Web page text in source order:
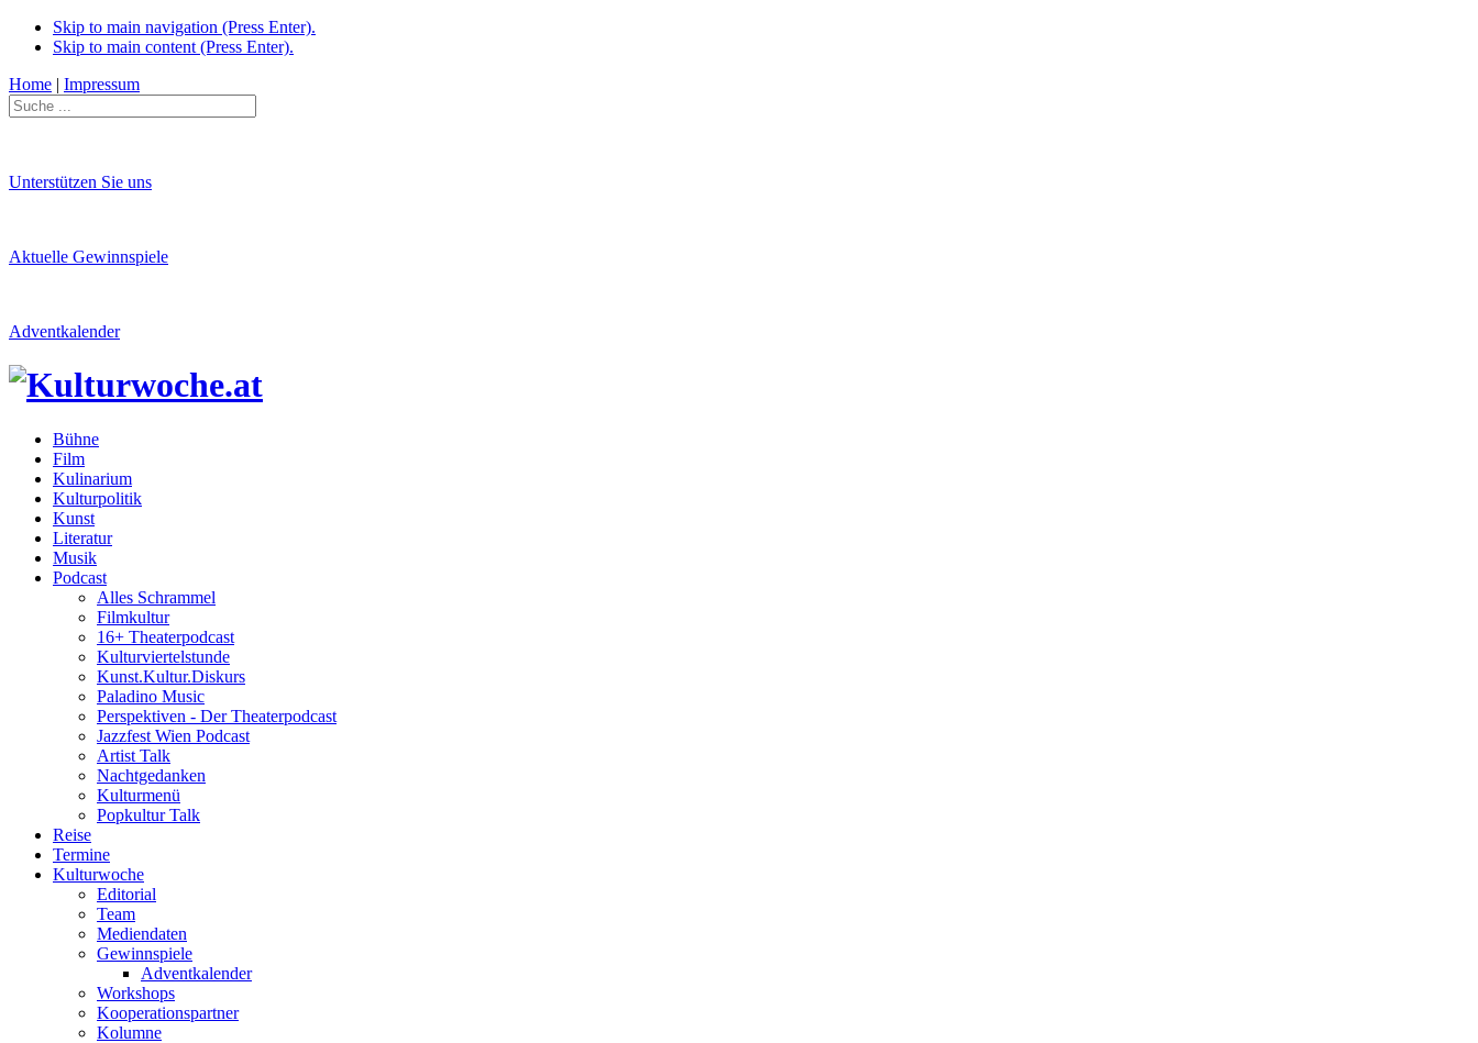
Skip to main navigation (Press Enter).
Skip to main content (Press Enter).
Home | Impressum
Unterstützen Sie uns
Aktuelle Gewinnspiele
Adventkalender
Bühne
Film
Kulinarium
Kulturpolitik
Kunst
Literatur
Musik
Podcast
Alles Schrammel
Filmkultur
16+ Theaterpodcast
Kulturviertelstunde
Kunst.Kultur.Diskurs
Paladino Music
Perspektiven - Der Theaterpodcast
Jazzfest Wien Podcast
Artist Talk
Nachtgedanken
Kulturmenü
Popkultur Talk
Reise
Termine
Kulturwoche
Editorial
Team
Mediendaten
Gewinnspiele
Adventkalender
Workshops
Kooperationspartner
Kolumne